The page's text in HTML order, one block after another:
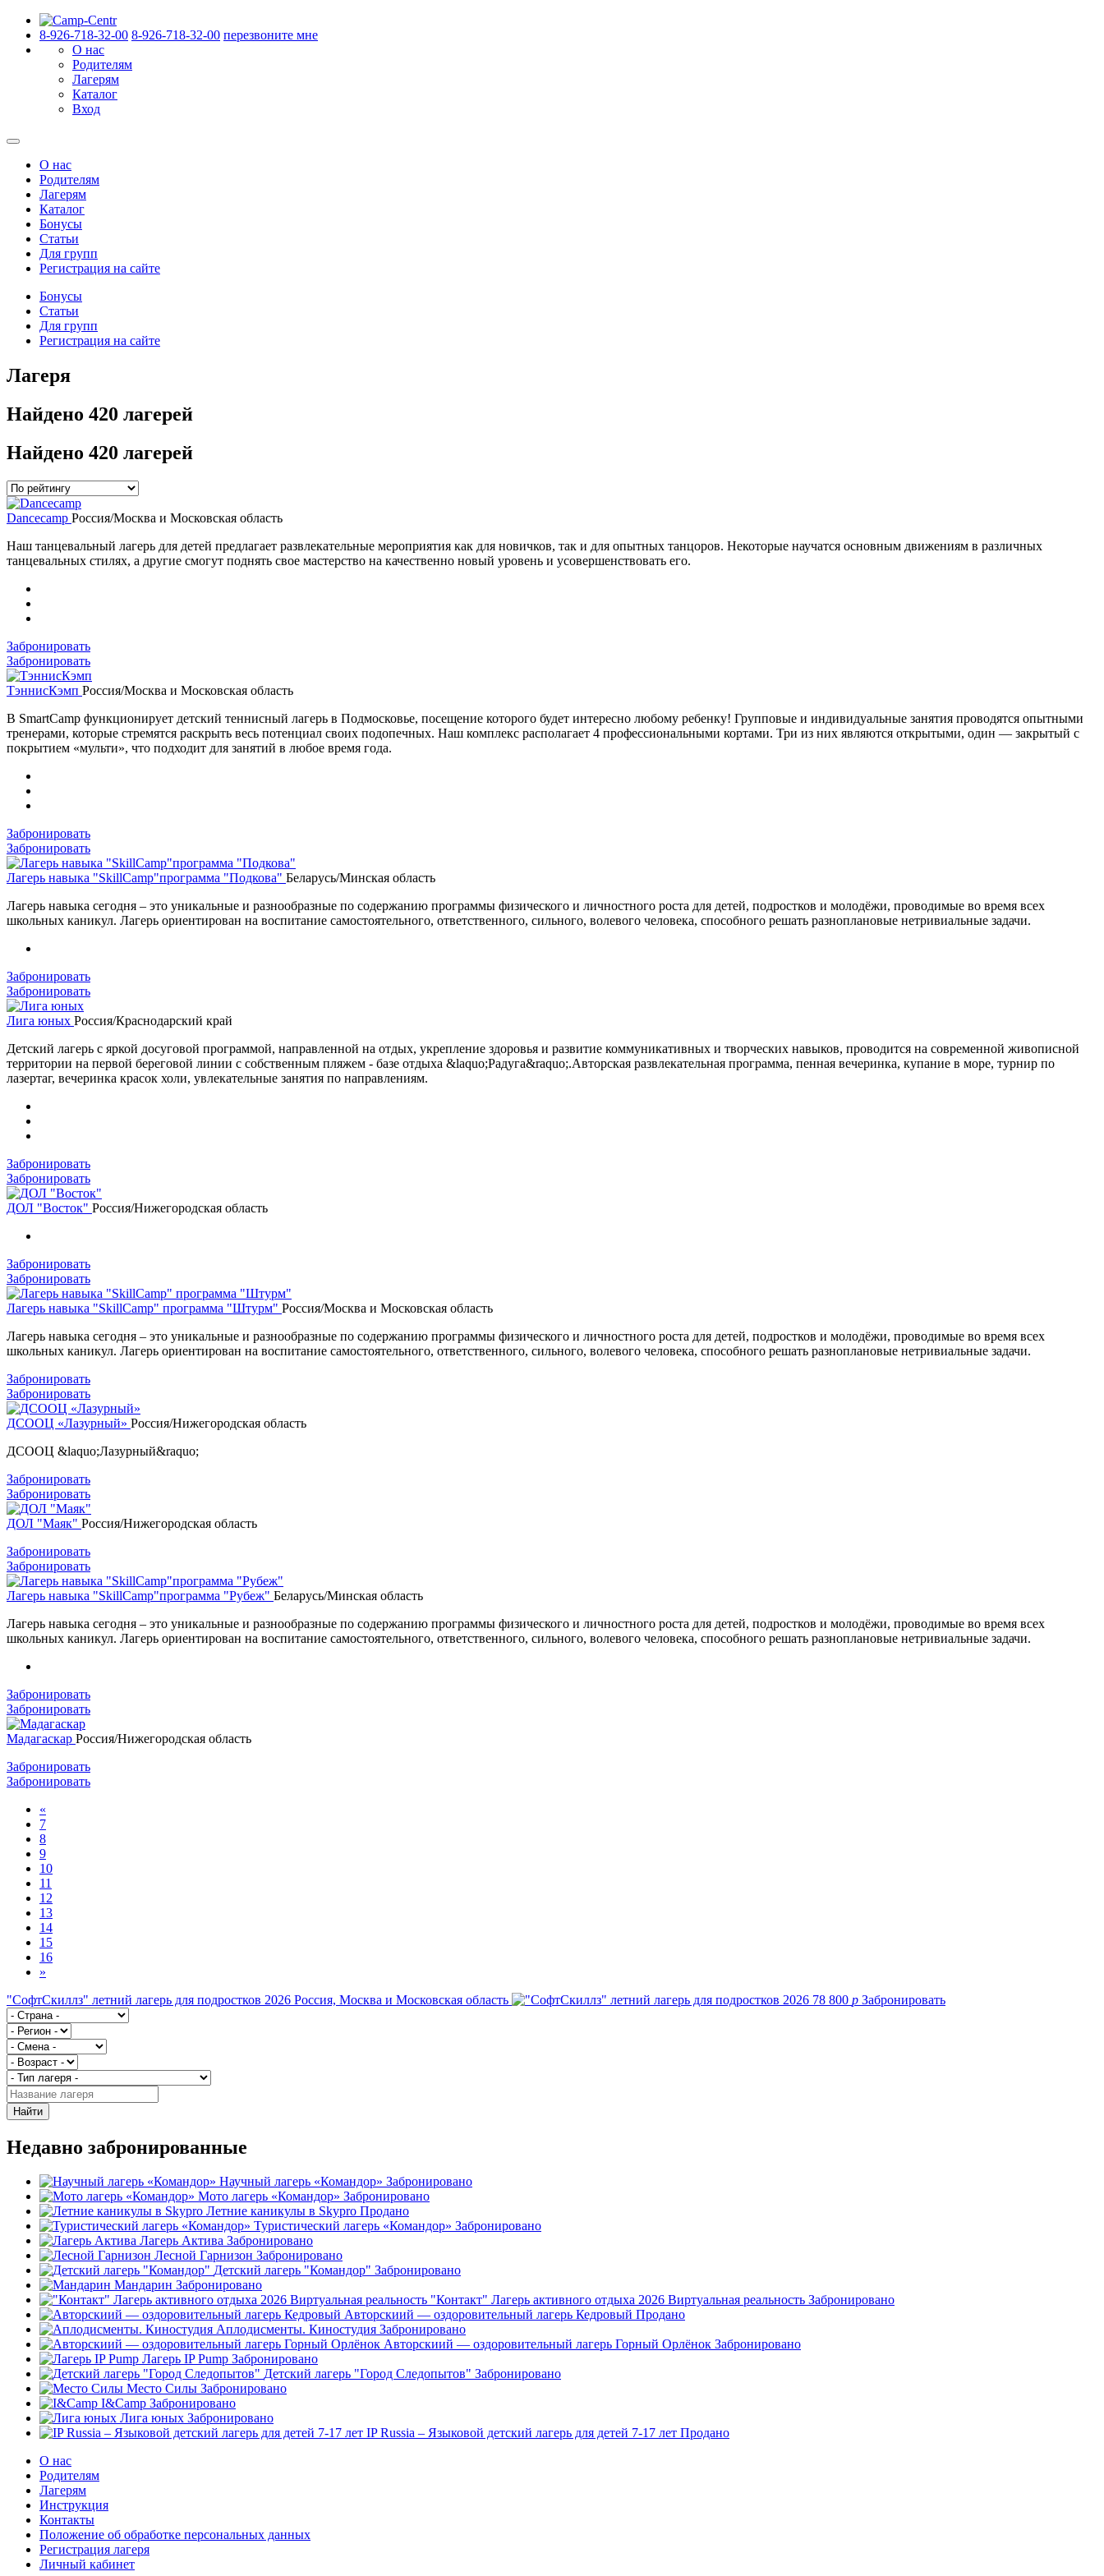
8-926-718-32-00 8-926-718-32-00 перезвоните мне
О нас
Родителям
Лагерям
Каталог
Вход
О нас
Родителям
Лагерям
Каталог
Бонусы
Статьи
Для групп
Регистрация на сайте
Бонусы
Статьи
Для групп
Регистрация на сайте
Лагеря
Найдено 420 лагерей
Найдено 420 лагерей
Dancecamp Россия/Москва и Московская область
Наш танцевальный лагерь для детей предлагает развлекательные мероприятия как для новичков, так и для опытных танцоров. Некоторые научатся основным движениям в различных
танцевальных стилях, а другие смогут поднять свое мастерство на качественно новый уровень и усовершенствовать его.
Забронировать
Забронировать
ТэннисКэмп Россия/Москва и Московская область
В SmartCamp функционирует детский теннисный лагерь в Подмосковье, посещение которого будет интересно любому ребенку! Групповые и индивидуальные занятия проводятся опытными
тренерами, которые стремятся раскрыть весь потенциал своих подопечных. Наш комплекс располагает 4 профессиональными кортами. Три из них являются открытыми, один — закрытый с
покрытием «мульти», что подходит для занятий в любое время года.
Забронировать
Забронировать
Лагерь навыка "SkillCamp"программа "Подкова" Беларусь/Минская область
Лагерь навыка сегодня – это уникальные и разнообразные по содержанию программы физического и личностного роста для детей, подростков и молодёжи, проводимые во время всех
школьных каникул. Лагерь ориентирован на воспитание самостоятельного, ответственного, сильного, волевого человека, способного решать разноплановые нетривиальные задачи.
Забронировать
Забронировать
Лига юных Россия/Краснодарский край
Детский лагерь с яркой досуговой программой, направленной на отдых, укрепление здоровья и развитие коммуникативных и творческих навыков, проводится на современной живописной
территории на первой береговой линии с собственным пляжем - базе отдыха &laquo;Радуга&raquo;.Авторская развлекательная программа, пенная вечеринка, купание в море, турнир по
лазертаг, вечеринка красок холи, увлекательные занятия по направлениям.
Забронировать
Забронировать
ДОЛ "Восток" Россия/Нижегородская область
Забронировать
Забронировать
Лагерь навыка "SkillCamp" программа "Штурм" Россия/Москва и Московская область
Лагерь навыка сегодня – это уникальные и разнообразные по содержанию программы физического и личностного роста для детей, подростков и молодёжи, проводимые во время всех
школьных каникул. Лагерь ориентирован на воспитание самостоятельного, ответственного, сильного, волевого человека, способного решать разноплановые нетривиальные задачи.
Забронировать
Забронировать
ДСООЦ «Лазурный» Россия/Нижегородская область
ДСООЦ &laquo;Лазурный&raquo;
Забронировать
Забронировать
ДОЛ "Маяк" Россия/Нижегородская область
Забронировать
Забронировать
Лагерь навыка "SkillCamp"программа "Рубеж" Беларусь/Минская область
Лагерь навыка сегодня – это уникальные и разнообразные по содержанию программы физического и личностного роста для детей, подростков и молодёжи, проводимые во время всех
школьных каникул. Лагерь ориентирован на воспитание самостоятельного, ответственного, сильного, волевого человека, способного решать разноплановые нетривиальные задачи.
Забронировать
Забронировать
Мадагаскар Россия/Нижегородская область
Забронировать
Забронировать
«
7
8
9
10
11
12
13
14
15
16
»
"СофтСкиллз" летний лагерь для подростков 2026 Россия, Москва и Московская область 78 800 p Забронировать
Найти
Недавно забронированные
Научный лагерь «Командор» Забронировано
Мото лагерь «Командор» Забронировано
Летние каникулы в Skypro Продано
Туристический лагерь «Командор» Забронировано
Лагерь Актива Забронировано
Лесной Гарнизон Забронировано
Детский лагерь "Командор" Забронировано
Мандарин Забронировано
"Контакт" Лагерь активного отдыха 2026 Виртуальная реальность Забронировано
Авторскиий — оздоровительный лагерь Кедровый Продано
Аплодисменты. Киностудия Забронировано
Авторскиий — оздоровительный лагерь Горный Орлёнок Забронировано
Лагерь IP Pump Забронировано
Детский лагерь "Город Следопытов" Забронировано
Место Силы Забронировано
I&Camp Забронировано
Лига юных Забронировано
IP Russia – Языковой детский лагерь для детей 7-17 лет Продано
О нас
Родителям
Лагерям
Инструкция
Контакты
Положение об обработке персональных данных
Регистрация лагеря
Личный кабинет